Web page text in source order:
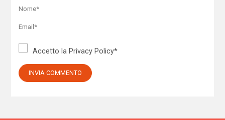
Accetto la Privacy Policy*